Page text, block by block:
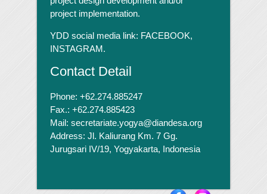
project implementation.
YDD social media link: FACEBOOK,
INSTAGRAM.
Contact Detail
Phone: +62.274.885247
Fax.: +62.274.885423
Mail: secretariate.yogya@diandesa.org
Address: Jl. Kaliurang Km. 7 Gg.
Jurugsari IV/19, Yogyakarta, Indonesia